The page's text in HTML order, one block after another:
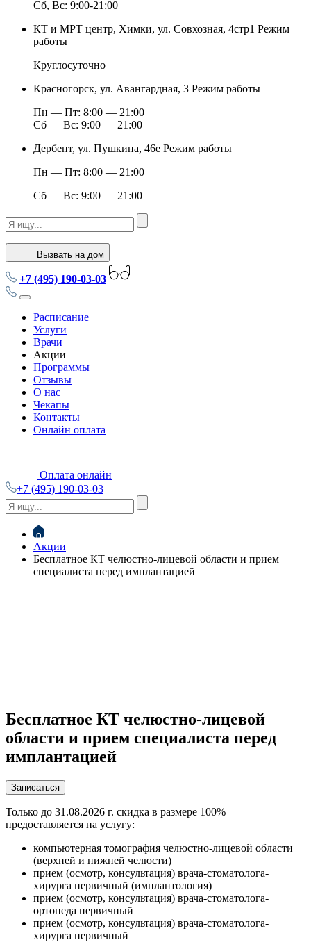
Сб, Вс: 9:00-21:00
КТ и МРТ центр, Химки, ул. Совхозная, 4стр1 Режим
работы
Круглосуточно
Красногорск, ул. Авангардная, 3 Режим работы
Пн — Пт: 8:00 — 21:00
Сб — Вс: 9:00 — 21:00
Дербент, ул. Пушкина, 46е Режим работы
Пн — Пт: 8:00 — 21:00
Сб — Вс: 9:00 — 21:00
Вызвать на дом
+7 (495) 190-03-03
Расписание
Услуги
Врачи
Акции
Программы
Отзывы
О нас
Чекапы
Контакты
Онлайн оплата
Оплата онлайн
+7 (495) 190-03-03
Акции
Бесплатное КТ челюстно-лицевой области и прием
специалиста перед имплантацией
Бесплатное КТ челюстно-лицевой
области и прием специалиста перед
имплантацией
Записаться
Только до 31.08.2026 г. скидка в размере 100%
предоставляется на услугу:
компьютерная томография челюстно-лицевой области
(верхней и нижней челюсти)
прием (осмотр, консультация) врача-стоматолога-
хирурга первичный (имплантология)
прием (осмотр, консультация) врача-стоматолога-
ортопеда первичный
прием (осмотр, консультация) врача-стоматолога-
хирурга первичный